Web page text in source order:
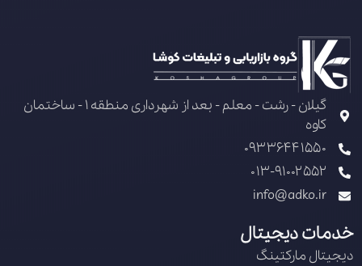
گیلان - رشت - معلم - بعد از شهرداری منطقه 1 - ساختمان
کاوه
09336441550
013-91002552
info@adko.ir
خدمات دیجیتال
دیجیتال مارکتینگ